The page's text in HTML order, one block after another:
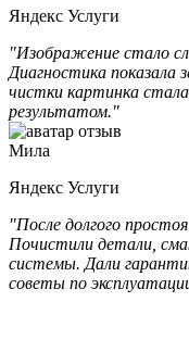
Яндекс Услуги
"Изображение стало
Диагностика показала
чистки картинка
результатом."
Мила
Яндекс Услуги
"После долгого
Почистили детали,
системы. Дали
советы по